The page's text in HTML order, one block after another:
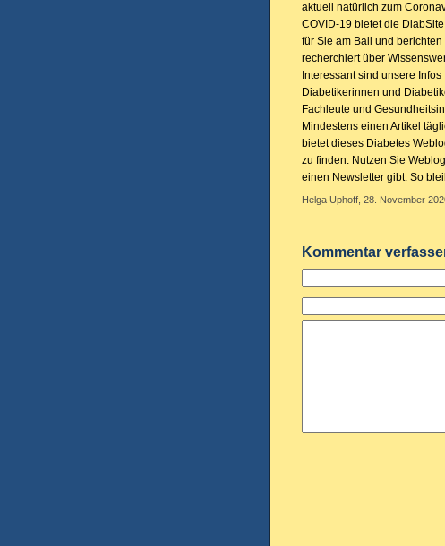
aktuell natürlich zum
COVID-19 bietet die
für Sie am Ball und berichten
recherchiert über
Interessant sind unsere Infos
Diabetikerinnen und
Fachleute und
Mindestens einen Artikel
bietet dieses Diabetes
zu finden. Nutzen Sie
einen Newsletter gibt. So
Helga Uphoff, 28. November
Kommentar